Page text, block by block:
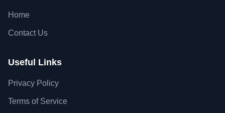
Home
Contact Us
Useful Links
Privacy Policy
Terms of Service